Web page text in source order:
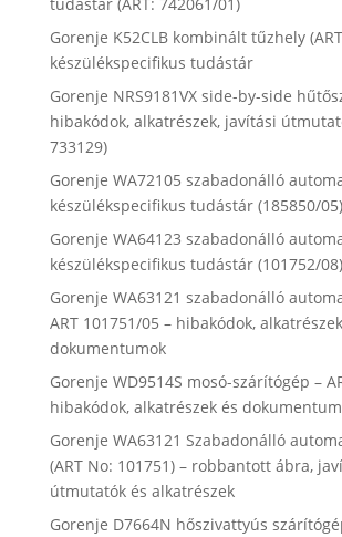
Gorenje K52CLB kombinált tűzhely
készülékspecifikus tudástár
Gorenje NRS9181VX side-by-side
hibakódok, alkatrészek, javítási
733129)
Gorenje WA72105 szabadonálló
készülékspecifikus tudástár (185850/05)
Gorenje WA64123 szabadonálló
készülékspecifikus tudástár (101752/08)
Gorenje WA63121 szabadonálló
ART 101751/05 – hibakódok,
dokumentumok
Gorenje WD9514S mosó-szárítógép –
hibakódok, alkatrészek és
Gorenje WA63121 Szabadonálló
(ART No: 101751) – robbantott ábra,
útmutatók és alkatrészek
Gorenje D7664N hőszivattyús